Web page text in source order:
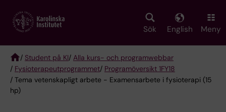
main
Sök English Meny
Breadcrumb
/ Student på KI/ Alla kurs- och programwebbar
/ Fysioterapeut­programmet/ Programöversikt 1FY18
/ Tema vetenskapligt arbete - Examensarbete i fysioterapi (15
hp)